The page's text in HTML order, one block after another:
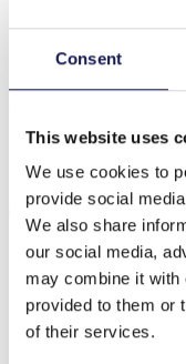
Consent
This website uses
We use cookies to
provide social
We also share
our social media,
may combine it with
provided to them or
of their services.
Beschrijving
Anderen kochten